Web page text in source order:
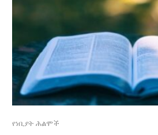
የነቢያት ሕልሞች